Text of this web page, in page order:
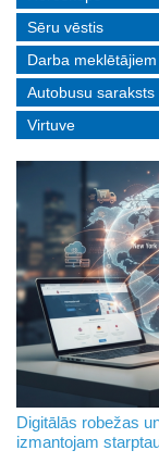
Sēru vēstis
Darba meklētājiem
Autobusu saraksts
Virtuve
Digitālās robežas
izmantojam